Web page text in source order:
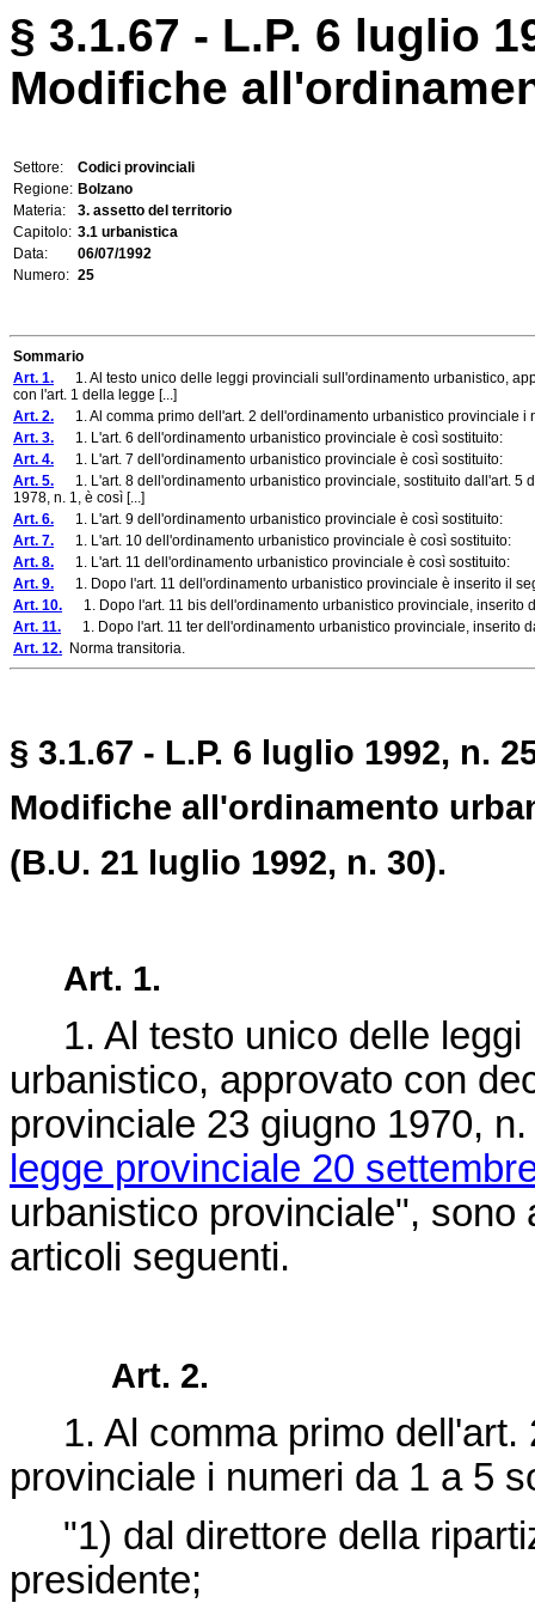
§ 3.1.67 - L.P. 6 luglio
Modifiche
Settore:
Codici provinciali
Regione: Bolzano
Materia:
3. assetto del territorio
Capitolo: 3.1 urbanistica
Data:
06/07/1992
Numero: 25
Sommario
Art. 1. 1. Al testo unico delle leggi provinciali sull'ordinamento urbanistico,
con l'art. 1 della legge [...]
Art. 2. 1. Al comma primo dell'art. 2 dell'ordinamento urbanistico provinciale i
Art. 3. 1. L'art. 6 dell'ordinamento urbanistico provinciale è così sostituito:
Art. 4. 1. L'art. 7 dell'ordinamento urbanistico provinciale è così sostituito:
Art. 5. 1. L'art. 8 dell'ordinamento urbanistico provinciale, sostituito dall'art. 5
1978, n. 1, è così [...]
Art. 6. 1. L'art. 9 dell'ordinamento urbanistico provinciale è così sostituito:
Art. 7. 1. L'art. 10 dell'ordinamento urbanistico provinciale è così sostituito:
Art. 8. 1. L'art. 11 dell'ordinamento urbanistico provinciale è così sostituito:
Art. 9. 1. Dopo l'art. 11 dell'ordinamento urbanistico provinciale è inserito il
Art. 10. 1. Dopo l'art. 11 bis dell'ordinamento urbanistico provinciale, inserito
Art. 11. 1. Dopo l'art. 11 ter dell'ordinamento urbanistico provinciale, inserito
Art. 12. Norma transitoria.
§ 3.1.67 - L.P. 6 luglio 1992, n.
Modifiche all'ordinamento
(B.U. 21 luglio 1992, n. 30).
Art. 1.
1. Al testo unico delle leggi
urbanistico, approvato con
provinciale 23 giugno 1970,
legge provinciale 20
urbanistico provinciale", sono
articoli seguenti.
Art. 2.
1. Al comma primo dell'art.
provinciale i numeri da 1 a 5
"1) dal direttore della
presidente;